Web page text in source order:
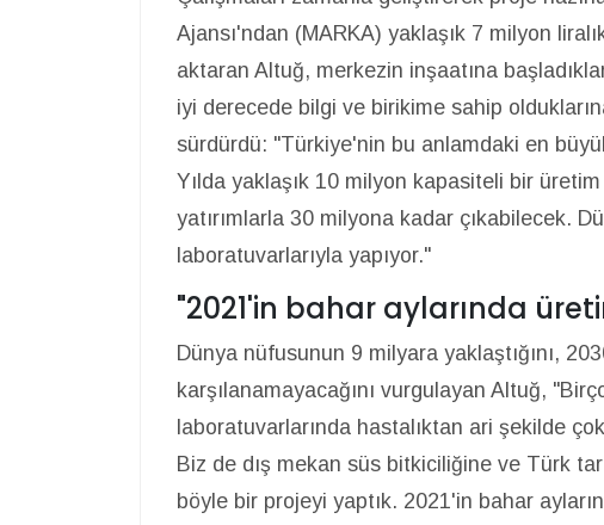
Ajansı'ndan (MARKA) yaklaşık 7 milyon
aktaran Altuğ, merkezin inşaatına
iyi derecede bilgi ve birikime sahip
sürdürdü: "Türkiye'nin bu anlamdaki en
Yılda yaklaşık 10 milyon kapasiteli bir
yatırımlarla 30 milyona kadar çıkabilecek.
laboratuvarlarıyla yapıyor."
"2021'in bahar aylarında
Dünya nüfusunun 9 milyara yaklaştığını,
karşılanamayacağını vurgulayan Altuğ,
laboratuvarlarında hastalıktan ari şekilde
Biz de dış mekan süs bitkiciliğine ve Türk
böyle bir projeyi yaptık. 2021'in bahar